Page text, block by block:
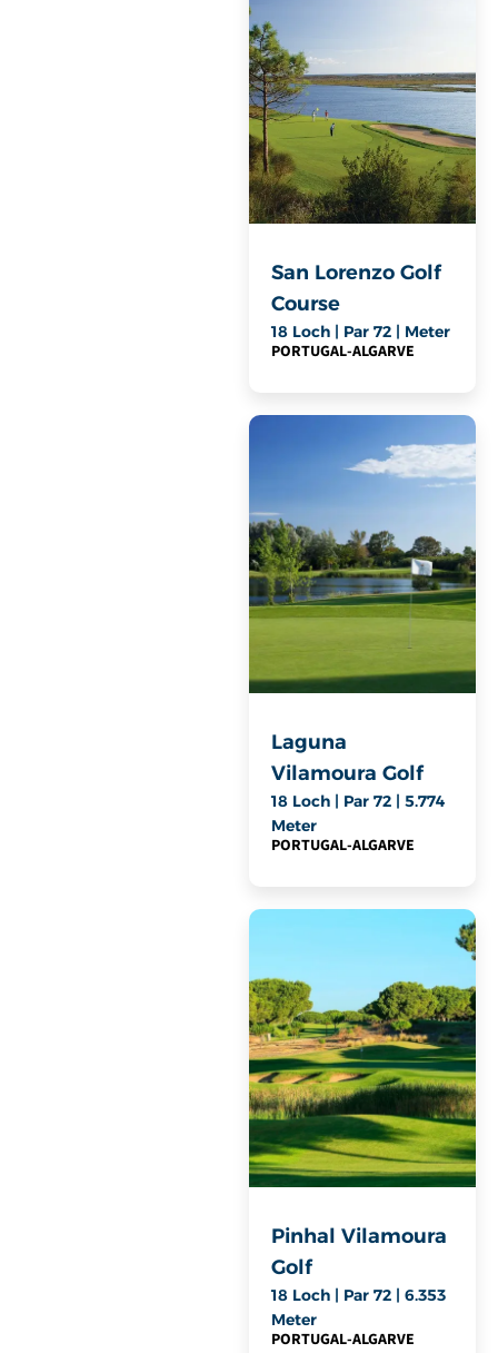
San Lorenzo Golf
Course
18 Loch | Par 72 | Meter
PORTUGAL-ALGARVE
Laguna
Vilamoura Golf
18 Loch | Par 72 | 5.774
Meter
PORTUGAL-ALGARVE
Pinhal Vilamoura
Golf
18 Loch | Par 72 | 6.353
Meter
PORTUGAL-ALGARVE